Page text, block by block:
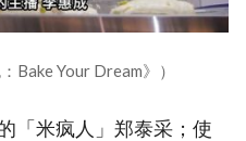
Bake Your Dream》）
「米疯人」郑泰采；使